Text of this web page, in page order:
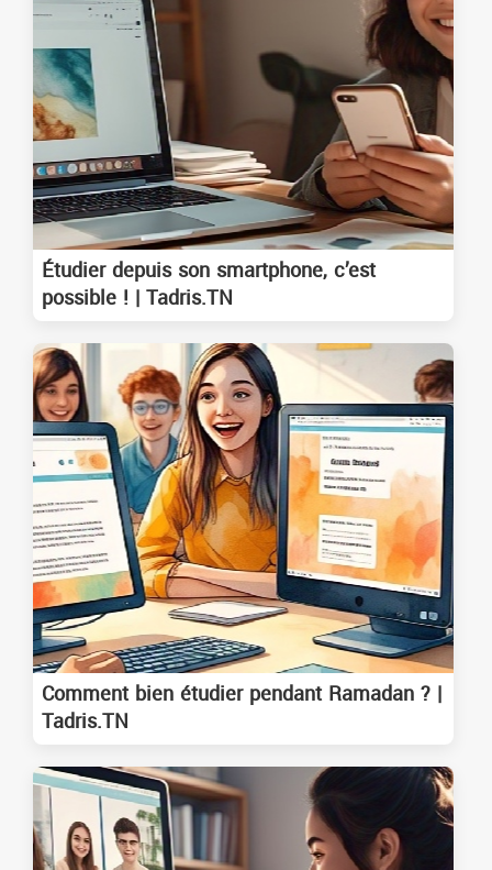
Étudier depuis son smartphone, c’est
possible ! | Tadris.TN
Comment bien étudier pendant Ramadan ? |
Tadris.TN